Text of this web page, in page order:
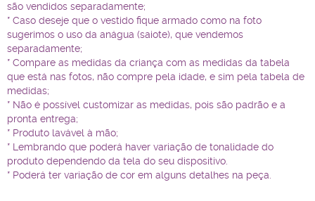
são vendidos separadamente;
* Caso deseje que o vestido fique armado como na foto
sugerimos o uso da anágua (saiote), que vendemos
separadamente;
* Compare as medidas da criança com as medidas da tabela
que está nas fotos, não compre pela idade, e sim pela tabela de
medidas;
* Não é possível customizar as medidas, pois são padrão e a
pronta entrega;
* Produto lavável à mão;
* Lembrando que poderá haver variação de tonalidade do
produto dependendo da tela do seu dispositivo.
* Poderá ter variação de cor em alguns detalhes na peça.